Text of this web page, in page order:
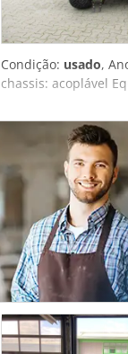
Condição: usado,
chassis: acoplável